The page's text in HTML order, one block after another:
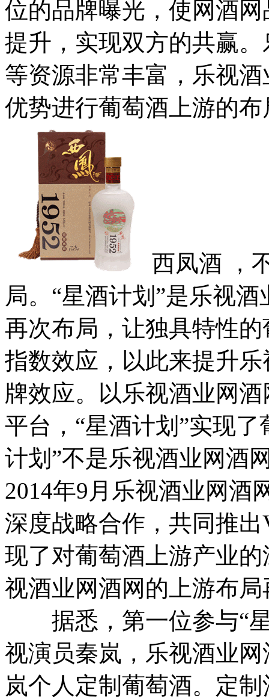
位的品牌曝光，使网酒
提升，实现双方的共赢
等资源非常丰富，乐视
优势进行葡萄酒上游的
西凤酒 ，
局。“星酒计划”是乐视
再次布局，让独具特性
指数效应，以此来提升
牌效应。以乐视酒业网
平台，“星酒计划”实现
计划”不是乐视酒业网酒
2014年9月乐视酒业网酒
深度战略合作，共同推
现了对葡萄酒上游产业
视酒业网酒网的上游布
据悉，第一位参与“星
视演员秦岚，乐视酒业
岚个人定制葡萄酒。定